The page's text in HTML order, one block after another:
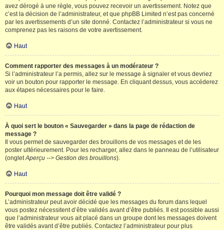
avez dérogé à une règle, vous pouvez recevoir un avertissement. Notez que
c’est la décision de l’administrateur, et que phpBB Limited n’est pas concerné
par les avertissements d’un site donné. Contactez l’administrateur si vous ne
comprenez pas les raisons de votre avertissement.
Haut
Comment rapporter des messages à un modérateur ?
Si l’administrateur l’a permis, allez sur le message à signaler et vous devriez
voir un bouton pour rapporter le message. En cliquant dessus, vous accéderez
aux étapes nécessaires pour le faire.
Haut
À quoi sert le bouton « Sauvegarder » dans la page de rédaction de
message ?
Il vous permet de sauvegarder des brouillons de vos messages et de les
poster ultérieurement. Pour les recharger, allez dans le panneau de l’utilisateur
(ongletAperçu --> Gestion des brouillons).
Haut
Pourquoi mon message doit être validé ?
L’administrateur peut avoir décidé que les messages du forum dans lequel
vous postez nécessitent d’être validés avant d’être publiés. Il est possible aussi
que l’administrateur vous ait placé dans un groupe dont les messages doivent
être validés avant d’être publiés. Contactez l’administrateur pour plus